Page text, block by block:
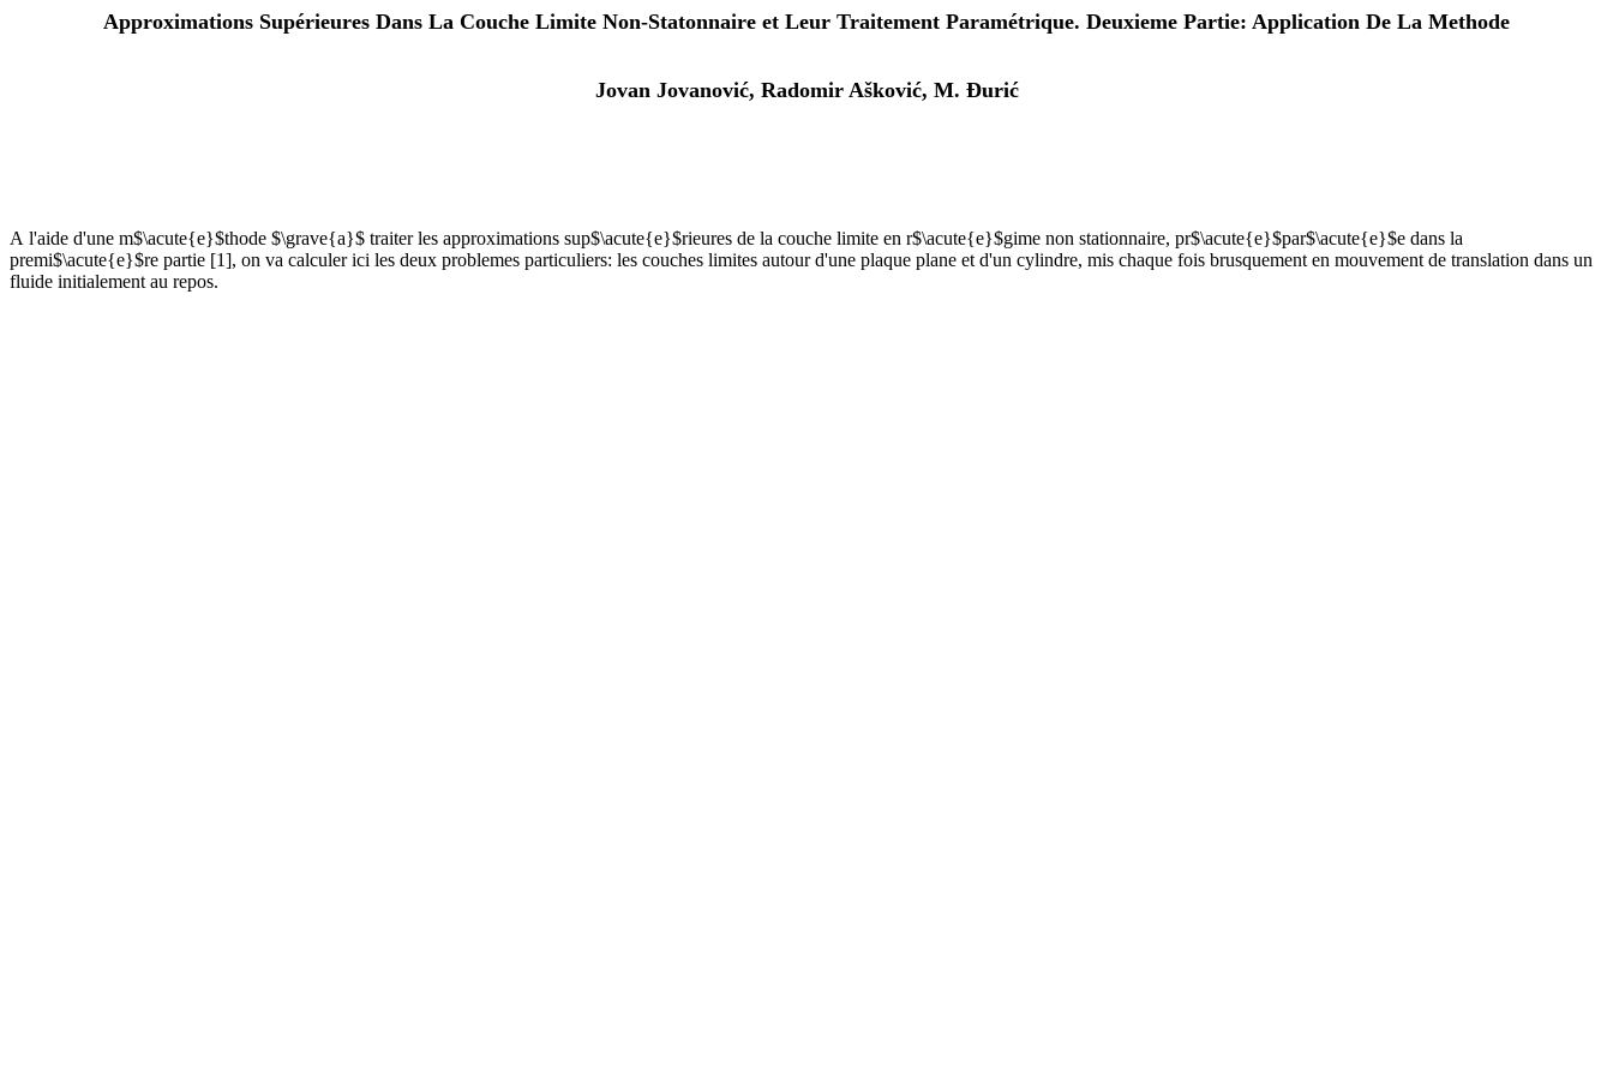
Approximations Supérieures Dans La Couche Limite Non-Statonnaire et Leur Traitement Paramétrique. Deuxieme Partie: Application De La Methode
Jovan Jovanović, Radomir Ašković, M. Đurić
А l'aide d'une m$\acute{e}$thode $\grave{a}$ traiter les approximations sup$\acute{e}$rieures de lа couche limite en r$\acute{e}$gime non stationnaire, pr$\acute{e}$par$\acute{e}$e dans lа
premi$\acute{e}$re partie [1], оn vа calculer iсi les deux problemes particuliers: les couches limites autour d'une plaque plane et d'un cylindre, mis chaque fois brusquement en mouvement de translation dans un
fluide initialement au repos.